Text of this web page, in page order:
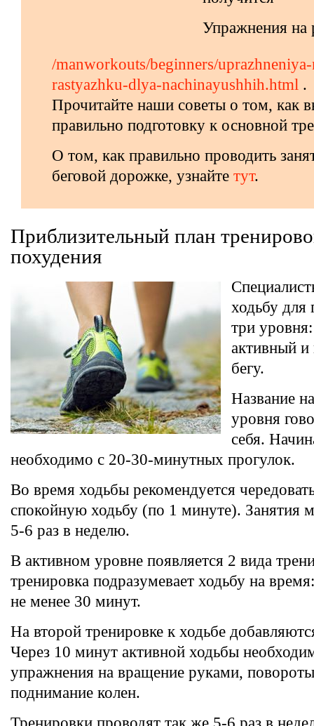
Упражнения на
/manworkouts/beginners/
rastyazhku-dlya-nachinayushhih.html .
Прочитайте наши советы о том, как
правильно подготовку к основной
О том, как правильно проводить
беговой дорожке, узнайте тут.
Приблизительный план
похудения
ходьбу для
три
активный и
бегу.
Название
уровня
себя.
необходимо с 20-30-минутных прогулок.
Во время ходьбы рекомендуется
спокойную ходьбу (по 1 минуте). Занятия
5-6 раз в неделю.
В активном уровне появляется 2 вида
тренировка подразумевает ходьбу на
не менее 30 минут.
На второй тренировке к ходьбе
Через 10 минут активной ходьбы
упражнения на вращение руками,
поднимание колен.